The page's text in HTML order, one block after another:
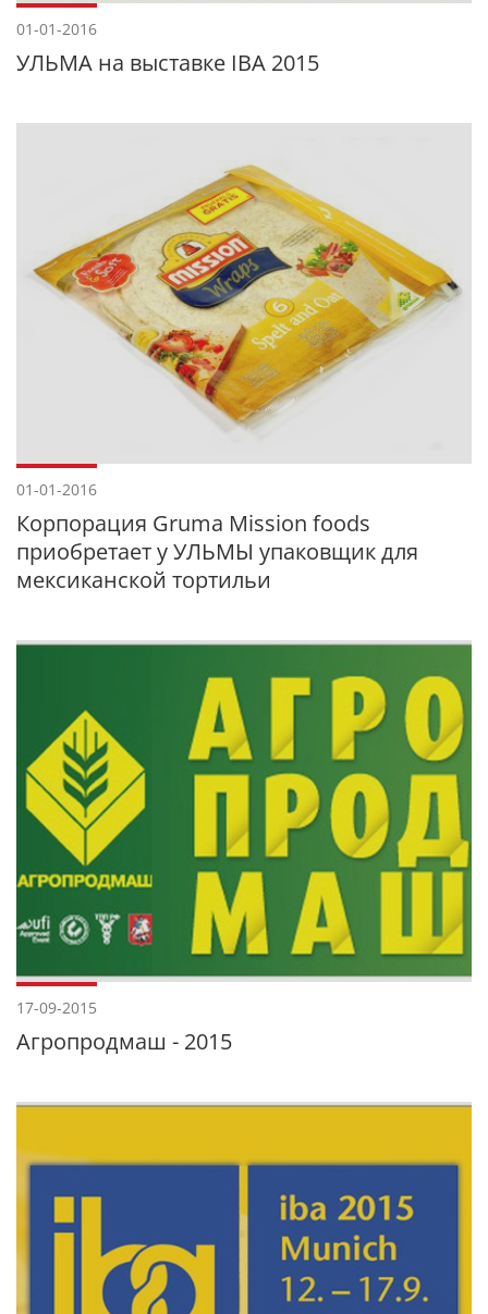
01-01-2016
УЛЬМА на выставке IBA 2015
01-01-2016
Корпорация Gruma Mission foods
приобретает у УЛЬМЫ упаковщик для
мексиканской тортильи
17-09-2015
Агропродмаш - 2015